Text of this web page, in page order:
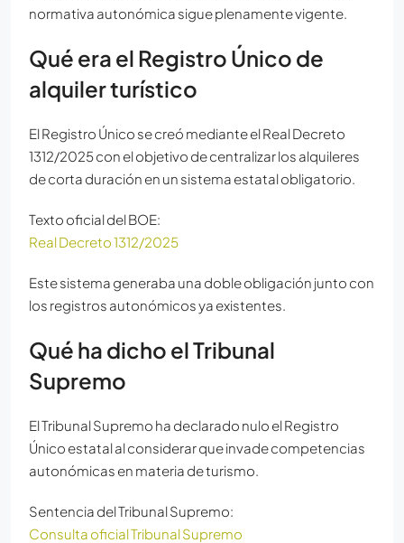
normativa autonómica sigue plenamente vigente.
Qué era el Registro Único de
alquiler turístico
El Registro Único se creó mediante el Real Decreto
1312/2025 con el objetivo de centralizar los alquileres
de corta duración en un sistema estatal obligatorio.
Texto oficial del BOE:
Real Decreto 1312/2025
Este sistema generaba una doble obligación junto con
los registros autonómicos ya existentes.
Qué ha dicho el Tribunal
Supremo
El Tribunal Supremo ha declarado nulo el Registro
Único estatal al considerar que invade competencias
autonómicas en materia de turismo.
Sentencia del Tribunal Supremo:
Consulta oficial Tribunal Supremo